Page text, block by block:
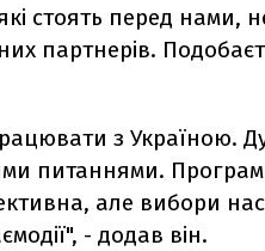
стоять перед нами,
партнерів.
з Україною.
питаннями.
але вибори нас
- додав він.